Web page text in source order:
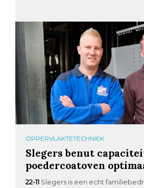
OPPERVLAKTETECHNIEK
Slegers benut
poedercoatoven
22-11 Slegers is een echt